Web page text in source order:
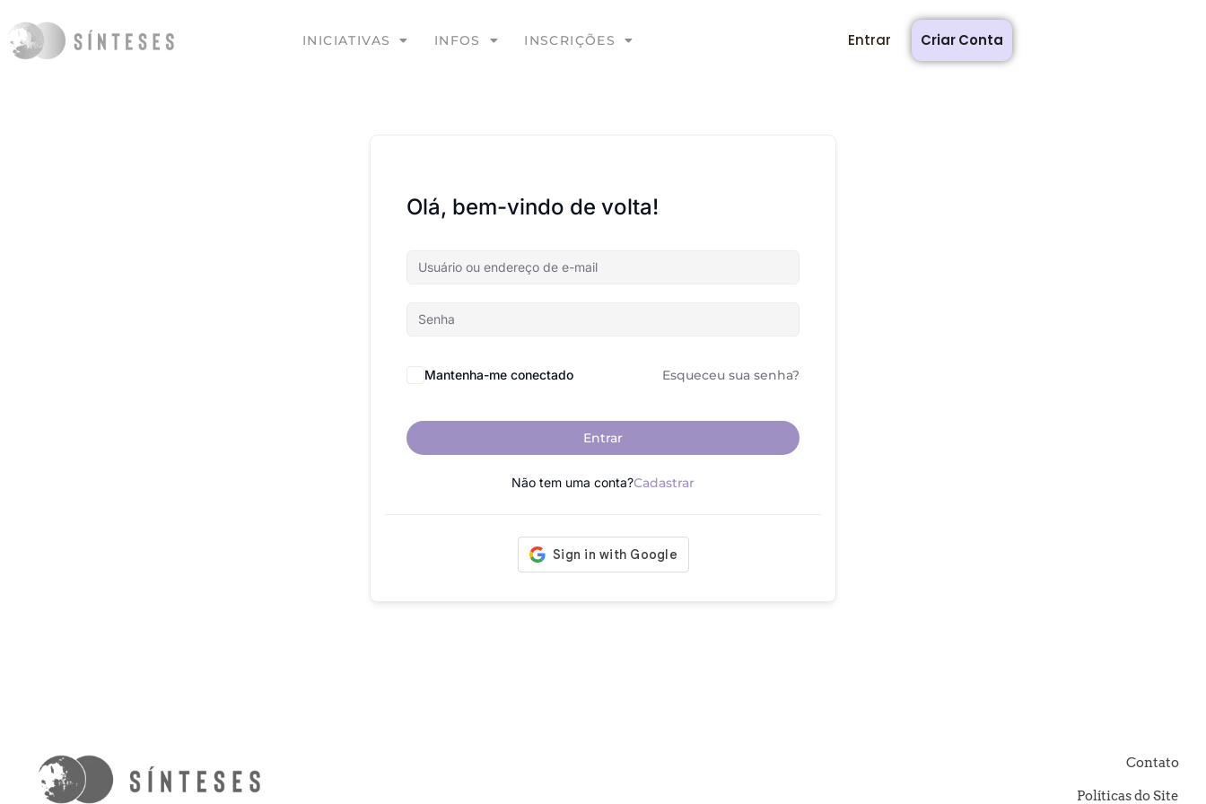
INICIATIVAS INFOS INSCRIÇÕES Entrar Criar Conta
Olá, bem-vindo de volta!
Mantenha-me conectado Esqueceu sua senha?
Entrar
Não tem uma conta?Cadastrar
Contato
Políticas do Site